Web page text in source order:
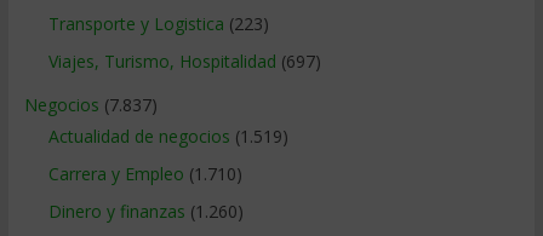
Transporte y Logistica (223)
Viajes, Turismo, Hospitalidad (697)
Negocios (7.837)
Actualidad de negocios (1.519)
Carrera y Empleo (1.710)
Dinero y finanzas (1.260)